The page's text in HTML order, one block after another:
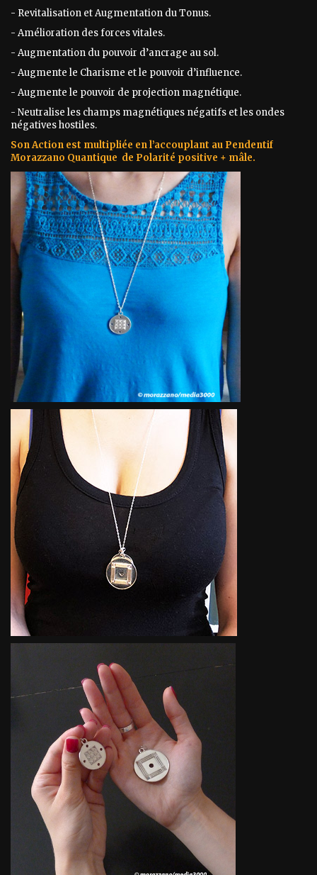
- Revitalisation et Augmentation du Tonus.
- Amélioration des forces vitales.
- Augmentation du pouvoir d’ancrage au sol.
- Augmente le Charisme et le pouvoir d’influence.
- Augmente le pouvoir de projection magnétique.
- Neutralise les champs magnétiques négatifs et les ondes
négatives hostiles.
Son Action est multipliée en l’accouplant au Pendentif
Morazzano Quantique de Polarité positive + mâle.